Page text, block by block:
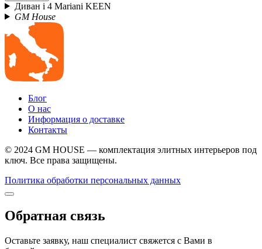
Диван i 4 Mariani KEEN
GM House
Блог
О нас
Информация о доставке
Контакты
© 2024 GM HOUSE — комплектация элитных интерьеров под
ключ. Все права защищены.
Политика обработки персональных данных
Обратная связь
Оставьте заявку, наш специалист свяжется с Вами в